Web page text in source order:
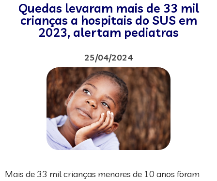
Quedas levaram mais de 33 mil
crianças a hospitais do SUS em
2023, alertam pediatras
25/04/2024
Mais de 33 mil crianças menores de 10 anos foram